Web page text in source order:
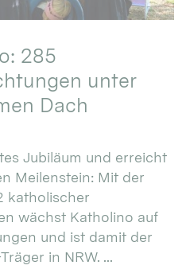
285
unter
Dach
Jubiläum und erreicht
Meilenstein: Mit der
katholischer
wächst Katholino auf
und ist damit der
in NRW. ...